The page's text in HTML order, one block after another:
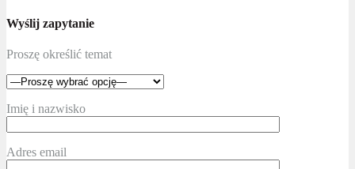
Wyślij zapytanie
Proszę określić temat
Imię i nazwisko
Adres email